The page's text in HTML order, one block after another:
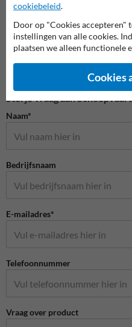
Stel je vraag aan
Naam*
Bedrijfsnaam
E-mailadres*
Telefoonnummer
Vraag over product
cookiebeleid.
Door op "Cookies accepteren"
instellingen van alle cookies.
plaatsen we alleen functionele
Cookies